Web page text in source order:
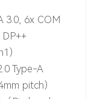
3.0, 6x COM
）
Type-A
pitch）